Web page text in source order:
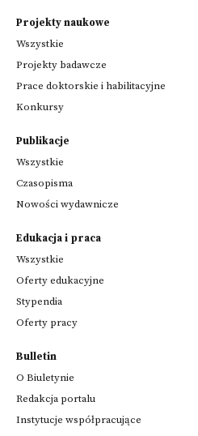
Projekty naukowe
Wszystkie
Projekty badawcze
Prace doktorskie i habilitacyjne
Konkursy
Publikacje
Wszystkie
Czasopisma
Nowości wydawnicze
Edukacja i praca
Wszystkie
Oferty edukacyjne
Stypendia
Oferty pracy
Bulletin
O Biuletynie
Redakcja portalu
Instytucje współpracujące